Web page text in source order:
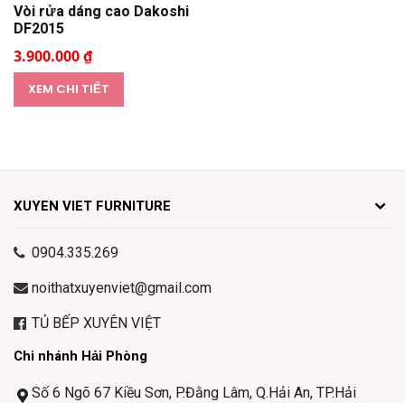
Vòi rửa dáng cao Dakoshi
DF2015
3.900.000 ₫
XEM CHI TIẾT
XUYEN VIET FURNITURE
0904.335.269
noithatxuyenviet@gmail.com
TỦ BẾP XUYÊN VIỆT
Chi nhánh Hải Phòng
Số 6 Ngõ 67 Kiều Sơn, P.Đằng Lâm, Q.Hải An, TP.Hải